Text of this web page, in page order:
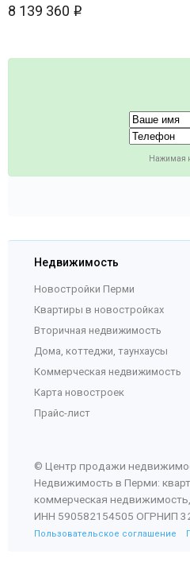
8 139 360 i
Нажимая
Недвижимость
Новостройки Перми
Квартиры в новостройках
Вторичная недвижимость
Дома, коттеджи, таунхаусы
Коммерческая недвижимость
Карта новостроек
Прайс-лист
© Центр продажи
Недвижимость в Перми:
коммерческая
ИНН 590582154505 ОГРНИП
Пользовательское соглашение